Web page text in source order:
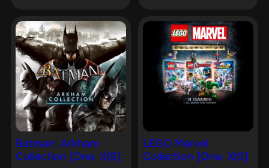
Batman: Arkham
Collection [One, X|S]
LEGO Marvel
Collection [One, X|S]